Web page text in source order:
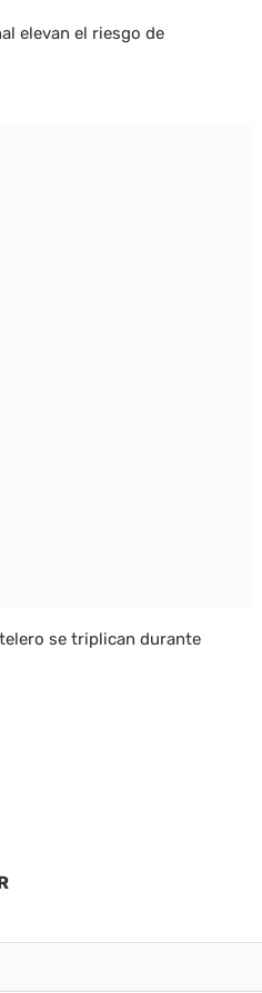
elevan el riesgo de
se triplican durante